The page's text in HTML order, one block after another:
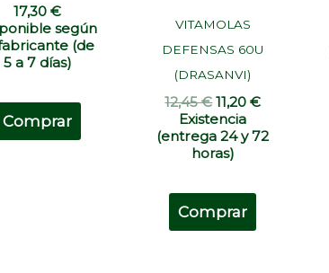
17,30€
según
(de
5 a 7 días)
Comprar
VITAMOLAS
DEFENSAS 60U
(DRASANVI)
12,45€ 11,20€
Existencia
(entrega 24 y 72
horas)
Comprar